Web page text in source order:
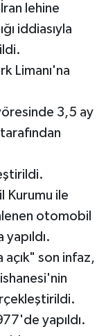
lehine
iddiasıyla
Limanı'na
3,5 ay
Kurumu ile
otomobil
yapıldı.
son infaz,
yapıldı.